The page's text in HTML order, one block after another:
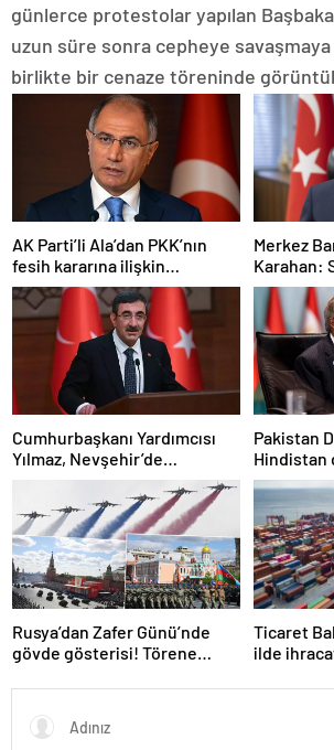
günlerce protestolar yapılan
uzun süre sonra cepheye
birlikte bir cenaze töreninde
AK Parti’li Ala’dan PKK’nın
fesih kararına ilişkin
açıklama: Pazarlık söz konusu
değildir
Merkez
Karahan:
Cumhurbaşkanı Yardımcısı
Yılmaz, Nevşehir’de
temaslarda bulundu! ‘Hiç
kimsenin tereddütü olmasın’
Pakistan
Hindistan
duracağız
Rusya’dan Zafer Günü’nde
gövde gösterisi! Törene
Ticaret
ilde